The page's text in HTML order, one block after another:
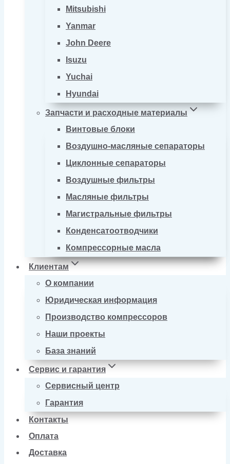
Mitsubishi
Yanmar
John Deere
Isuzu
Yuchai
Hyundai
Запчасти и расходные материалы
Винтовые блоки
Воздушно-масляные сепараторы
Циклонные сепараторы
Воздушные фильтры
Масляные фильтры
Магистральные фильтры
Конденсатоотводчики
Компрессорные масла
Клиентам
О компании
Юридическая информация
Производство компрессоров
Наши проекты
База знаний
Сервис и гарантия
Сервисный центр
Гарантия
Контакты
Оплата
Доставка